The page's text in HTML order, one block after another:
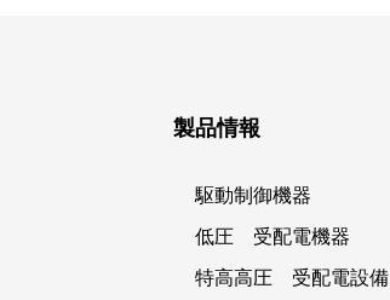
製品情報
駆動制御機器
低圧 受配電機器
特高高圧 受配電設備